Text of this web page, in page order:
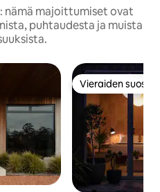
nämä majoittumiset ovat
puhtaudesta ja muista
Vieraiden
Vieraiden